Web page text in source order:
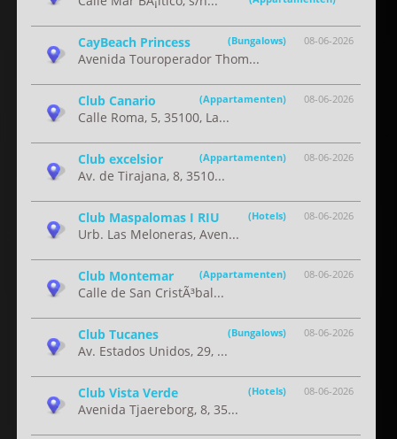
08-06-2026
CayBeach Princess (Bungalows)
Avenida Touroperador Thom...
08-06-2026
Club Canario (Appartamenten)
Calle Roma, 5, 35100, La...
08-06-2026
Club excelsior (Appartamenten)
Av. de Tirajana, 8, 3510...
08-06-2026
Club Maspalomas I RIU (Hotels)
Urb. Las Meloneras, Aven...
08-06-2026
Club Montemar (Appartamenten)
Calle de San CristÃ³bal...
08-06-2026
Club Tucanes (Bungalows)
Av. Estados Unidos, 29, ...
08-06-2026
Club Vista Verde (Hotels)
Avenida Tjaereborg, 8, 35...